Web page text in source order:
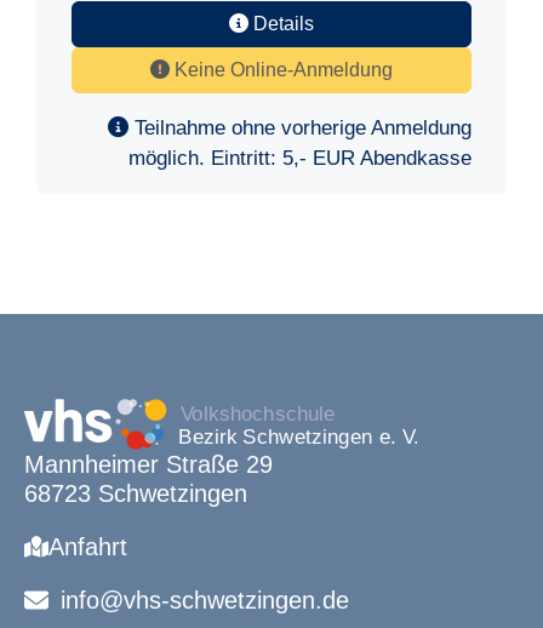
Details
Keine Online-Anmeldung
Teilnahme ohne vorherige Anmeldung
möglich. Eintritt: 5,- EUR Abendkasse
Mannheimer Straße 29
68723 Schwetzingen
Anfahrt
info@vhs-schwetzingen.de